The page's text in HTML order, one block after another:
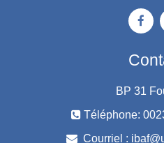
BP 31
Téléphone:
Courriel :